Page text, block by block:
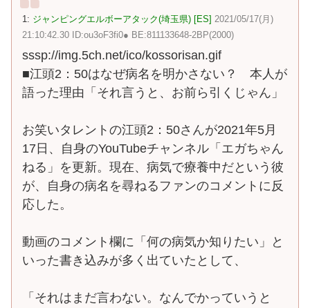
1: ジャンピングエルボーアタック(埼玉県) [ES] 2021/05/17(月)
21:10:42.30 ID:ou3oF3fi0● BE:811133648-2BP(2000)
sssp://img.5ch.net/ico/kossorisan.gif
■江頭2：50はなぜ病名を明かさない？ 本人が
語った理由「それ言うと、お前ら引くじゃん」
お笑いタレントの江頭2：50さんが2021年5月
17日、自身のYouTubeチャンネル「エガちゃん
ねる」を更新。現在、病気で療養中だという彼
が、自身の病名を尋ねるファンのコメントに反
応した。
動画のコメント欄に「何の病気か知りたい」と
いった書き込みが多く出ていたとして、
「それはまだ言わない。なんでかっていうと